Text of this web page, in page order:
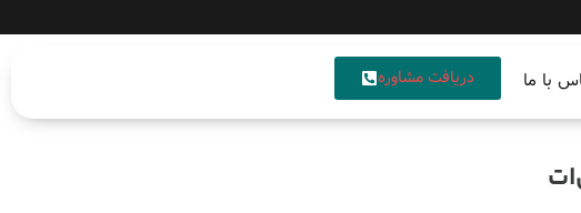
دریافت مشاوره با ما